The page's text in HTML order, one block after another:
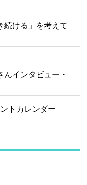
続ける」を考えて
んインタビュー・
トカレンダー